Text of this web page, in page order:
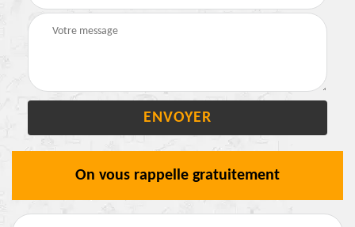
On vous rappelle gratuitement